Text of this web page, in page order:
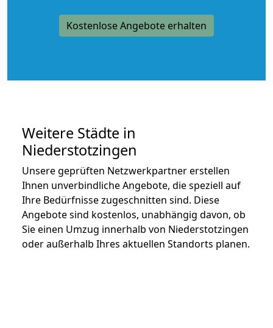
Kostenlose Angebote erhalten
Weitere Städte in
Niederstotzingen
Unsere geprüften Netzwerkpartner erstellen
Ihnen unverbindliche Angebote, die speziell auf
Ihre Bedürfnisse zugeschnitten sind. Diese
Angebote sind kostenlos, unabhängig davon, ob
Sie einen Umzug innerhalb von Niederstotzingen
oder außerhalb Ihres aktuellen Standorts planen.